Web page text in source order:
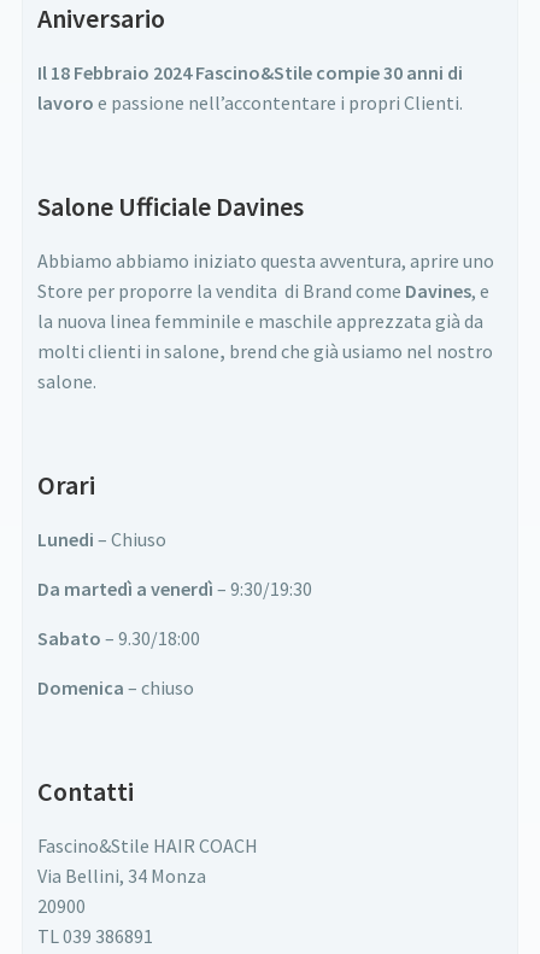
Aniversario
Il 18 Febbraio 2024 Fascino&Stile compie 30 anni di
lavoro e passione nell’accontentare i propri Clienti.
Salone Ufficiale Davines
Abbiamo abbiamo iniziato questa avventura, aprire uno
Store per proporre la vendita di Brand come Davines, e
la nuova linea femminile e maschile apprezzata già da
molti clienti in salone, brend che già usiamo nel nostro
salone.
Orari
Lunedi – Chiuso
Da martedì a venerdì – 9:30/19:30
Sabato – 9.30/18:00
Domenica – chiuso
Contatti
Fascino&Stile HAIR COACH
Via Bellini, 34 Monza
20900
TL 039 386891